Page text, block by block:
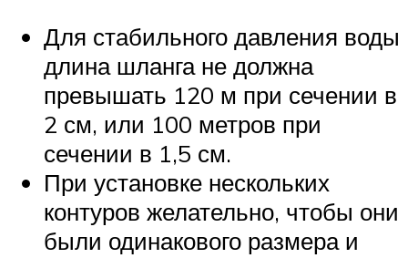
Для стабильного давления воды
длина шланга не должна
превышать 120 м при сечении в
2 см, или 100 метров при
сечении в 1,5 см.
При установке нескольких
контуров желательно, чтобы они
были одинакового размера и